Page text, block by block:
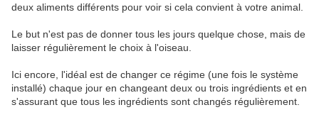
deux aliments différents pour voir si cela convient à votre animal.
Le but n'est pas de donner tous les jours quelque chose, mais de
laisser régulièrement le choix à l'oiseau.
Ici encore, l'idéal est de changer ce régime (une fois le système
installé) chaque jour en changeant deux ou trois ingrédients et en
s'assurant que tous les ingrédients sont changés régulièrement.